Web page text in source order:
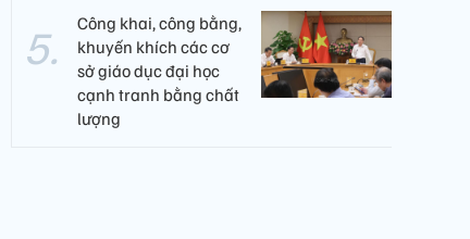
Công khai, công bằng,
khuyến khích các cơ
sở giáo dục đại học
cạnh tranh bằng chất
lượng​